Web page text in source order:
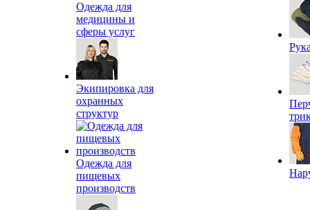
Одежда для
медицины и
сферы услуг
Экипировка для
охранных
структур
Одежда для
пищевых
производств